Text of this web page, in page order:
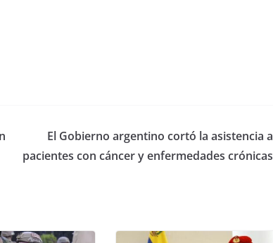
El Gobierno argentino cortó la asistencia a
pacientes con cáncer y enfermedades crónicas